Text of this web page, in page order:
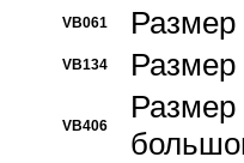
VB061
VB134 Размер
VB406